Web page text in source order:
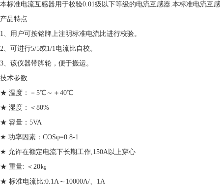
本标准电流互感器用于校验0.01级以下等级的电流互感器.本标准电流互
产品特点
1、用户可按铭牌上注明标准电流比进行校验。
2、可进行5/5或1/1电流比自校。
3、该仪器带脚轮，便于搬运。
技术参数
★ 温度：－5℃～＋40℃
★ 湿度：＜80%
★ 容量：5VA
★ 功率因素：COSφ=0.8-1
★ 允许在额定电流下长期工作,150A以上穿心
★ 重量: ＜20㎏
★ 标准电流比:0.1A～10000A/、1A